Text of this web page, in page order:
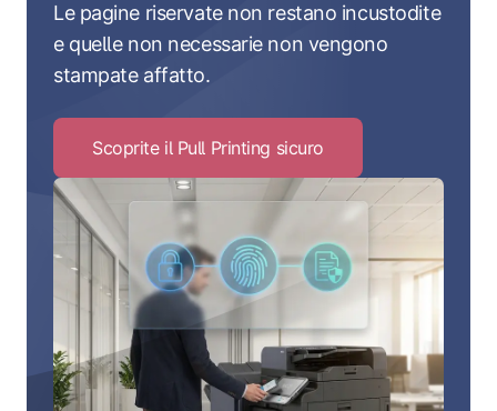
Le pagine riservate non restano incustodite
e quelle non necessarie non vengono
stampate affatto.
Scoprite il Pull Printing sicuro
to
Scoprite
Pull
Printing